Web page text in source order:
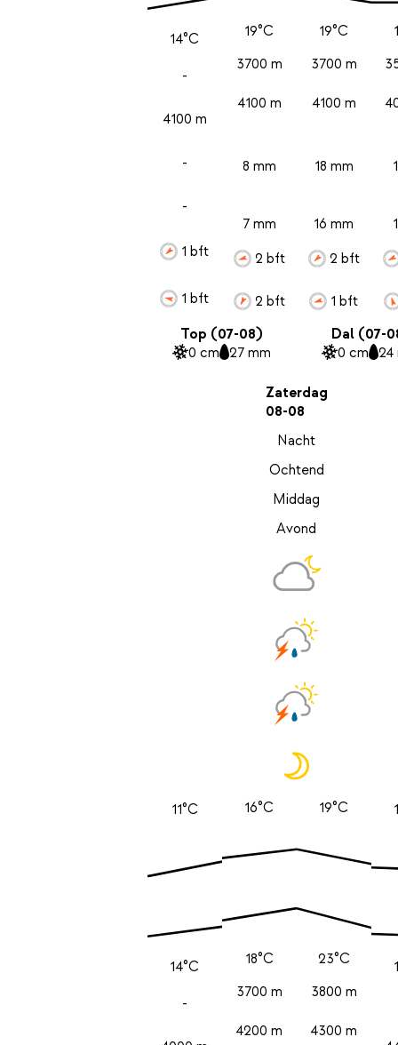
14°C
-
4100 m
-
-
1 bft
1 bft
19°C
3700 m
4100 m
8 mm
7 mm
2 bft
2 bft
19°C
3700 m
4100 m
18 mm
16 mm
2 bft
1 bft
Top (07-08)
0 cm 27 mm
Dal (07-
0 cm 24
Zaterdag
08-08
Nacht
Ochtend
Middag
Avond
11°C
14°C
-
16°C
18°C
3700 m
4200 m
19°C
23°C
3800 m
4300 m